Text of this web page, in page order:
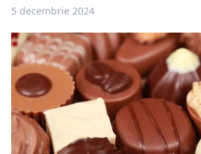
5 decembrie 2024